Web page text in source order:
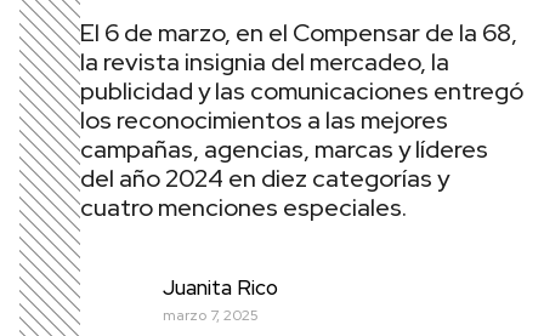
El 6 de marzo, en el Compensar de la 68,
la revista insignia del mercadeo, la
publicidad y las comunicaciones entregó
los reconocimientos a las mejores
campañas, agencias, marcas y líderes
del año 2024 en diez categorías y
cuatro menciones especiales.
Juanita Rico
marzo 7, 2025